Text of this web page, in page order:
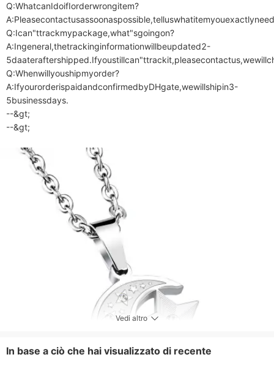
Q:WhatcanIdoifIorderwrongitem?
Q:Ican"ttrackmypackage,what"sgoingon?
A:Ingeneral,thetrackinginformationwillbeupdated2-
Q:Whenwillyoushipmyorder?
A:IfyourorderispaidandconfirmedbyDHgate,wewillshipin3-
5businessdays.
--&gt;
--&gt;
Vedi altro
In base a ciò che hai visualizzato di recente